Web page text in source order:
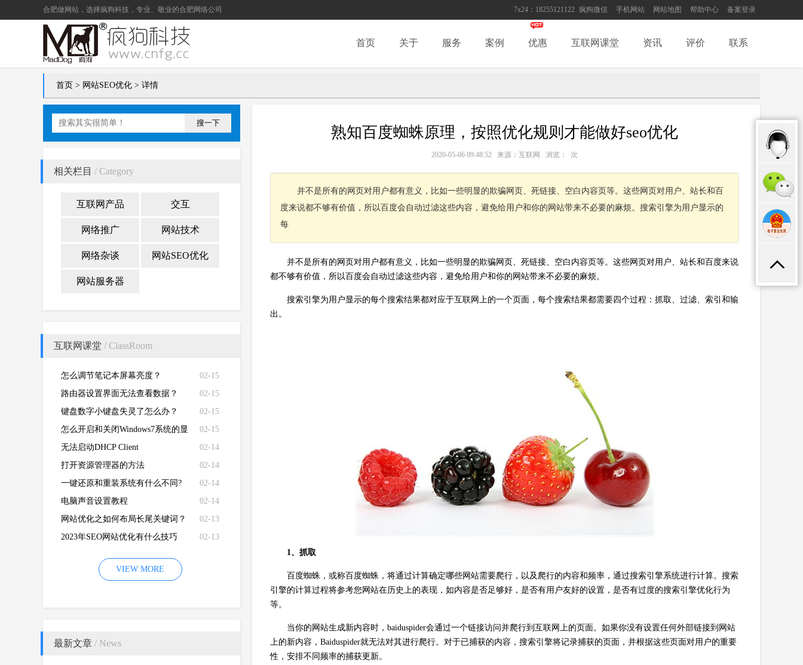
7x24：18255121122 疯狗微信 手机网站 网站地图 帮助中心 备案登录
合肥做网站 ，选择疯狗科技，专业、敬业的合肥网络公司
首页 关于 服务 案例 优惠 互联网课堂 资讯 评价 联系
首页 > 网站SEO优化 > 详情
搜一下
相关栏目 / Category
互联网产品 交互
网络推广 网站技术
网络杂谈 网站SEO优化
网站服务器
互联网课堂 / ClassRoom
02-15
怎么调节笔记本屏幕亮度？
02-15
路由器设置界面无法查看数据？
02-15
键盘数字小键盘失灵了怎么办？
02-15
怎么开启和关闭Windows7系统的显
卡硬件加速功能
02-14
无法启动DHCP Client
02-14
打开资源管理器的方法
02-14
一键还原和重装系统有什么不同?
02-14
电脑声音设置教程
02-13
网站优化之如何布局长尾关键词？
02-13
2023年SEO网站优化有什么技巧
VIEW MORE
最新文章 / News
熟知百度蜘蛛原理，按照优化规则才能做好seo优化
2020-05-06 09:48:52 来源：互联网 浏览： 次
并不是所有的网页对用户都有意义，比如一些明显的欺骗网页、死链接、空白内容页等。这些网页对用户、站长和百
度来说都不够有价值，所以百度会自动过滤这些内容，避免给用户和你的网站带来不必要的麻烦。搜索引擎为用户显示的
每
并不是所有的网页对用户都有意义，比如一些明显的欺骗网页、死链接、空白内容页等。这些网页对用户、站长和百度来说
都不够有价值，所以百度会自动过滤这些内容，避免给用户和你的网站带来不必要的麻烦。
搜索引擎为用户显示的每个搜索结果都对应于互联网上的一个页面，每个搜索结果都需要四个过程：抓取、过滤、索引和输
出。
1、抓取
百度蜘蛛，或称百度蜘蛛，将通过计算确定哪些网站需要爬行，以及爬行的内容和频率，通过搜索引擎系统进行计算。搜索
引擎的计算过程将参考您网站在历史上的表现，如内容是否足够好，是否有用户友好的设置，是否有过度的搜索引擎优化行为
等。
当你的网站生成新内容时，baiduspider会通过一个链接访问并爬行到互联网上的页面。如果你没有设置任何外部链接到网站
上的新内容，Baiduspider就无法对其进行爬行。对于已捕获的内容，搜索引擎将记录捕获的页面，并根据这些页面对用户的重要
性，安排不同频率的捕获更新。